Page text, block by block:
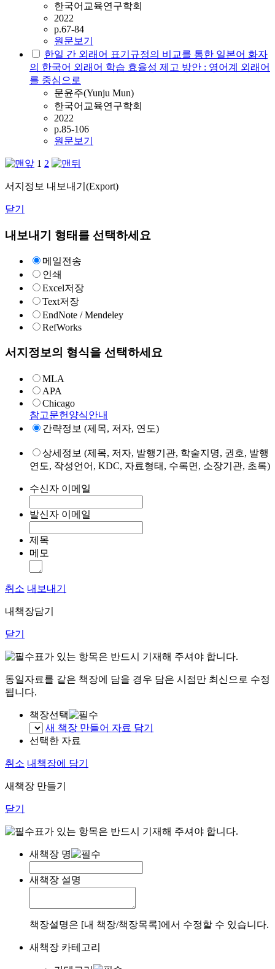
한국어교육연구학회
2022
p.67-84
원문보기
한일 간 외래어 표기규정의 비교를 통한 일본어 화자
의 한국어 외래어 학습 효율성 제고 방안 : 영어계 외래어
를 중심으로
문윤주(Yunju Mun)
한국어교육연구학회
2022
p.85-106
원문보기
1 2
서지정보 내보내기(Export)
닫기
내보내기 형태를 선택하세요
메일전송
인쇄
Excel저장
Text저장
EndNote / Mendeley
RefWorks
서지정보의 형식을 선택하세요
MLA
APA
Chicago
참고문헌양식안내
간략정보 (제목, 저자, 연도)
상세정보 (제목, 저자, 발행기관, 학술지명, 권호, 발행
연도, 작성언어, KDC, 자료형태, 수록면, 소장기관, 초록)
수신자 이메일
발신자 이메일
제목
메모
취소 내보내기
내책장담기
닫기
표가 있는 항목은 반드시 기재해 주셔야 합니다.
동일자료를 같은 책장에 담을 경우 담은 시점만 최신으로 수정
됩니다.
책장선택
새 책장 만들어 자료 담기
선택한 자료
취소 내책장에 담기
새책장 만들기
닫기
표가 있는 항목은 반드시 기재해 주셔야 합니다.
새책장 명
새책장 설명
책장설명은 [내 책장/책장목록]에서 수정할 수 있습니다.
새책장 카테고리